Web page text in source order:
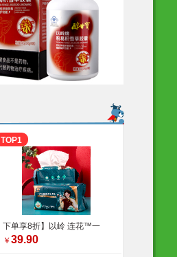
TOP1
下单享8折】以岭 连花™一
次性绵柔洗脸巾（柔巾）70
￥ 39.90